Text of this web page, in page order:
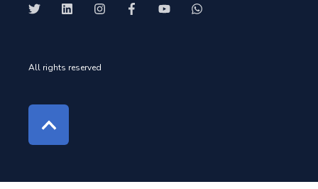
All rights reserved